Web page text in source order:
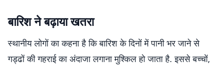
बारिश ने बढ़ाया खतरा
स्थानीय लोगों का कहना है कि बारिश के दिनों में पानी भर जाने से
गड्ढों की गहराई का अंदाजा लगाना मुश्किल हो जाता है. इससे बच्चों,